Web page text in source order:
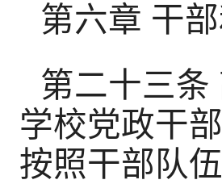
第六章 干
第二十三条
学校党政干
按照干部队